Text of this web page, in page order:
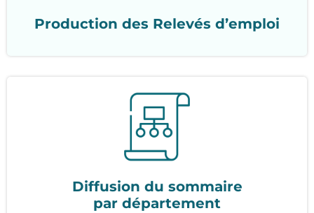
Production des Relevés d’emploi
Diffusion du sommaire
par département